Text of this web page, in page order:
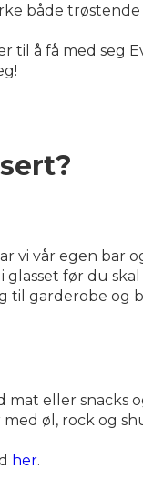
både
til å få med seg
vi vår egen bar
før du
til garderobe og
eller snacks
øl, rock og
her.